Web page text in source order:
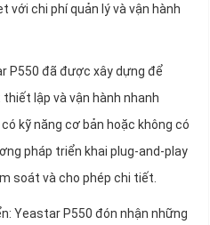
với chi phí quản lý và vận hành
P550 đã được xây dựng để
lập và vận hành nhanh
kỹ năng cơ bản hoặc không có
pháp triển khai plug-and-play
soát và cho phép chi tiết.
Yeastar P550 đón nhận những